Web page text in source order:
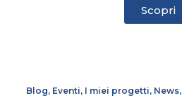
Scopri
Blog, Eventi, I miei progetti, News,